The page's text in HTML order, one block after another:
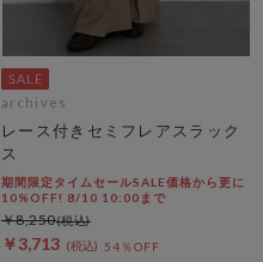
archives
レース付きセミフレアスラック
ス
期間限定タイムセールSALE価格から更に
10%OFF! 8/10 10:00まで
￥3,713 54％OFF
￥8,250